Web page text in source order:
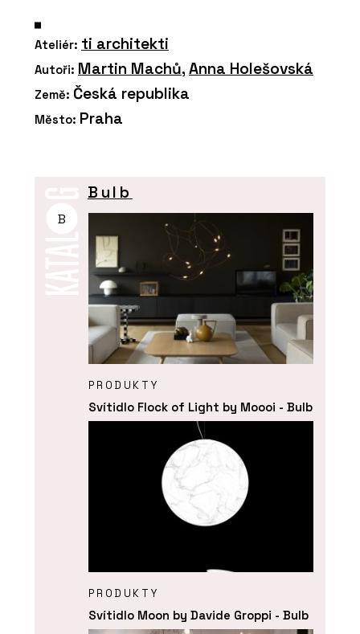
Ateliér: ti architekti
Autoři: Martin Machů, Anna Holešovská
Země: Česká republika
Město: Praha
B
Bulb
PRODUKTY
Svítidlo Flock of Light by Moooi - Bulb
PRODUKTY
Svítidlo Moon by Davide Groppi - Bulb